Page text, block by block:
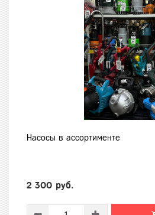
Насосы в ассортименте
2 300 руб.